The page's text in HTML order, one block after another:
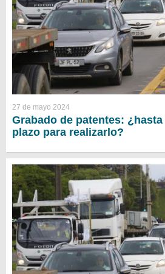
27 de mayo 2024
Grabado de patentes:
plazo para realizarlo?